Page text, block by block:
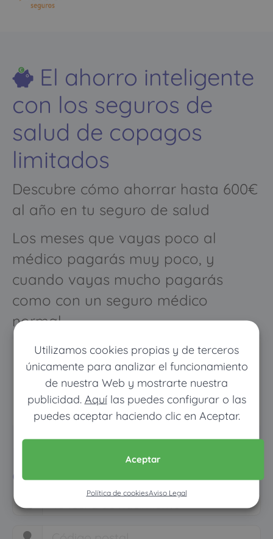
Utilizamos cookies propias y de terceros
únicamente para analizar el funcionamiento
de nuestra Web y mostrarte nuestra
publicidad. Aquílas puedes configurar o las
puedes aceptar haciendo clic en Aceptar.
Aceptar
Política de cookiesAviso Legal
El ahorro inteligente
con los seguros de
salud de copagos
limitados
Descubre cómo ahorrar hasta 600€
al año en tu seguro de salud
Los meses que vayas poco al
médico pagarás muy poco, y
cuando vayas mucho pagarás
como con un seguro médico
normal
Pon tus datos y descubre
cuánto dinero ahorrarías